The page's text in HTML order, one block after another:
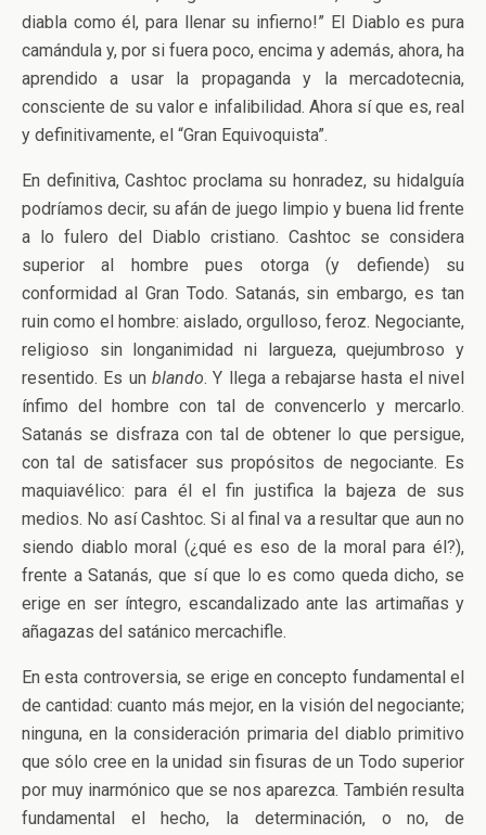
diabla como él, para llenar su infierno!” El Diablo es pura
camándula y, por si fuera poco, encima y además, ahora, ha
aprendido a usar la propaganda y la mercadotecnia,
consciente de su valor e infalibilidad. Ahora sí que es, real
y definitivamente, el “Gran Equivoquista”.
En definitiva, Cashtoc proclama su honradez, su hidalguía
podríamos decir, su afán de juego limpio y buena lid frente
a lo fulero del Diablo cristiano. Cashtoc se considera
superior al hombre pues otorga (y defiende) su
conformidad al Gran Todo. Satanás, sin embargo, es tan
ruin como el hombre: aislado, orgulloso, feroz. Negociante,
religioso sin longanimidad ni largueza, quejumbroso y
resentido. Es un blando. Y llega a rebajarse hasta el nivel
ínfimo del hombre con tal de convencerlo y mercarlo.
Satanás se disfraza con tal de obtener lo que persigue,
con tal de satisfacer sus propósitos de negociante. Es
maquiavélico: para él el fin justifica la bajeza de sus
medios. No así Cashtoc. Si al final va a resultar que aun no
siendo diablo moral (¿qué es eso de la moral para él?),
frente a Satanás, que sí que lo es como queda dicho, se
erige en ser íntegro, escandalizado ante las artimañas y
añagazas del satánico mercachifle.
En esta controversia, se erige en concepto fundamental el
de cantidad: cuanto más mejor, en la visión del negociante;
ninguna, en la consideración primaria del diablo primitivo
que sólo cree en la unidad sin fisuras de un Todo superior
por muy inarmónico que se nos aparezca. También resulta
fundamental el hecho, la determinación, o no, de